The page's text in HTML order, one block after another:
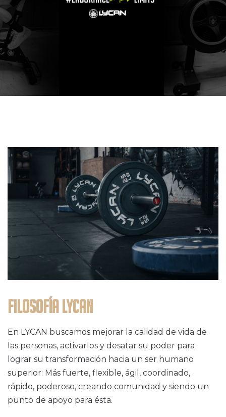
Filosofía Lycan
En LYCAN buscamos mejorar la calidad de vida de
las personas, activarlos y desatar su poder para
lograr su transformación hacia un ser humano
superior: Más fuerte, flexible, ágil, coordinado,
rápido, poderoso, creando comunidad y siendo un
punto de apoyo para ésta.